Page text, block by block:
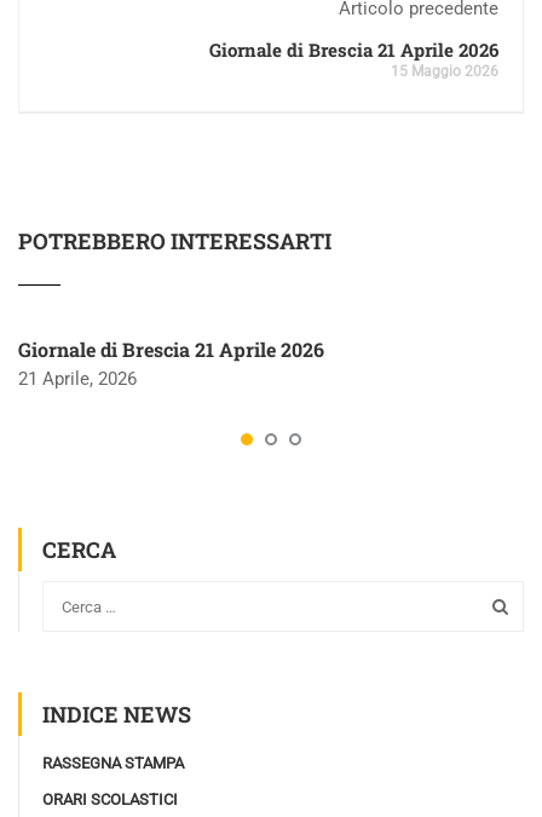
Articolo precedente
Giornale di Brescia 21 Aprile 2026
15 Maggio 2026
POTREBBERO INTERESSARTI
Giornale di Brescia 21 Aprile 2026
21 Aprile, 2026
CERCA
INDICE NEWS
RASSEGNA STAMPA
ORARI SCOLASTICI